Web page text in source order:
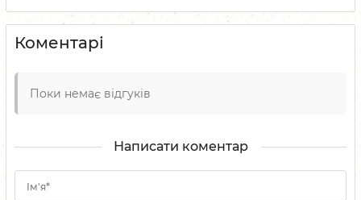
Коментарі
Поки немає відгуків
Написати коментар
Ім'я*